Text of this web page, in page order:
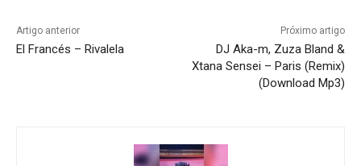
Artigo anterior
El Francés – Rivalela
Próximo artigo
DJ Aka-m, Zuza Bland &
Xtana Sensei – Paris (Remix)
(Download Mp3)